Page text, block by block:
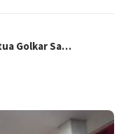
Golkar Sa…